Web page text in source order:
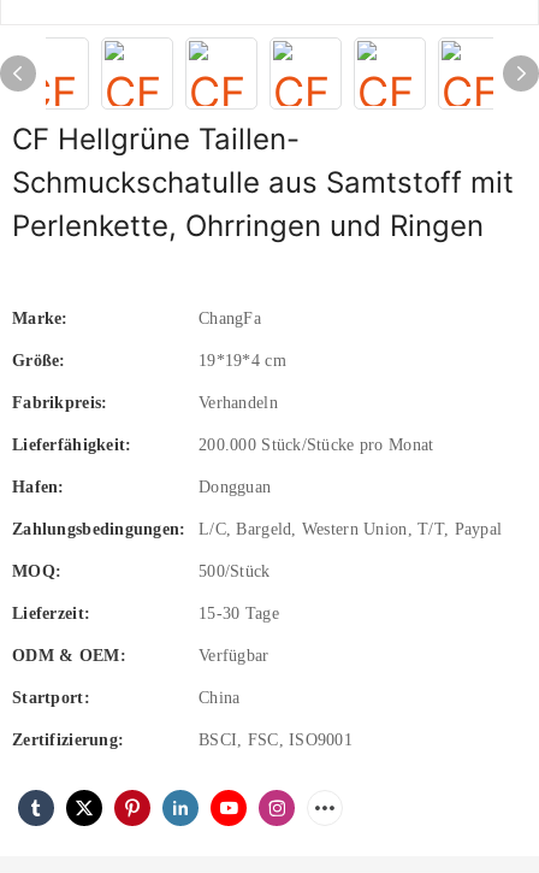
CF Hellgrüne Taillen-
Schmuckschatulle aus Samtstoff mit
Perlenkette, Ohrringen und Ringen
Marke: ChangFa
Größe: 19*19*4 cm
Fabrikpreis: Verhandeln
Lieferfähigkeit: 200.000 Stück/Stücke pro Monat
Hafen: Dongguan
Zahlungsbedingungen: L/C, Bargeld, Western Union, T/T, Paypal
MOQ: 500/Stück
Lieferzeit: 15-30 Tage
ODM & OEM: Verfügbar
Startport: China
Zertifizierung: BSCI, FSC, ISO9001